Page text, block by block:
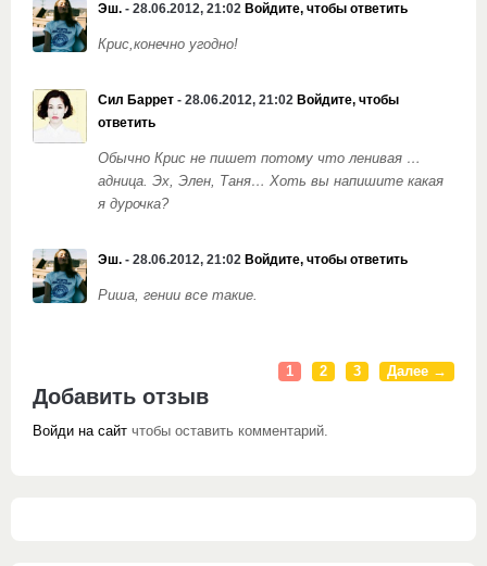
Эш. - 28.06.2012, 21:02 Войдите, чтобы ответить
Крис,конечно угодно!
Сил Баррет - 28.06.2012, 21:02 Войдите, чтобы
ответить
Обычно Крис не пишет потому что ленивая …
адница. Эх, Элен, Таня… Хоть вы напишите какая
я дурочка?
Эш. - 28.06.2012, 21:02 Войдите, чтобы ответить
Риша, гении все такие.
1 2 3 Далее →
Добавить отзыв
Войди на сайт чтобы оставить комментарий.